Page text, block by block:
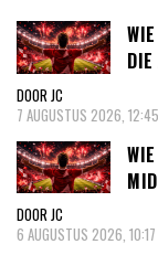
DOOR JC
7 AUGUSTUS 2026, 12:45
DOOR JC
6 AUGUSTUS 2026, 10:17